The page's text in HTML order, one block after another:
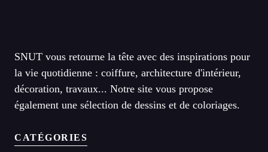
SNUT vous retourne la tête avec des inspirations pour
la vie quotidienne : coiffure, architecture d'intérieur,
décoration, travaux... Notre site vous propose
également une sélection de dessins et de coloriages.
CATÉGORIES